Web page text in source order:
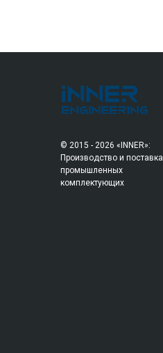
© 2015 - 2026 «INNER»:
Производство и поставка
промышленных
комплектующих